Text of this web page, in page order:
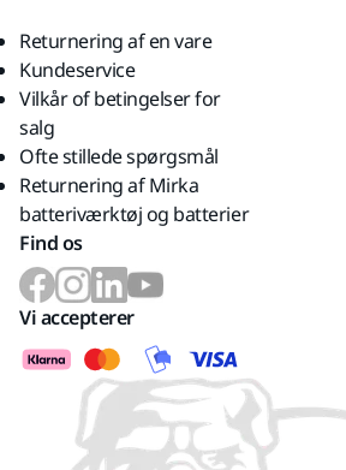
Returnering af en vare
Kundeservice
Vilkår of betingelser for
salg
Ofte stillede spørgsmål
Returnering af Mirka
batteriværktøj og batterier
Find os
Vi accepterer